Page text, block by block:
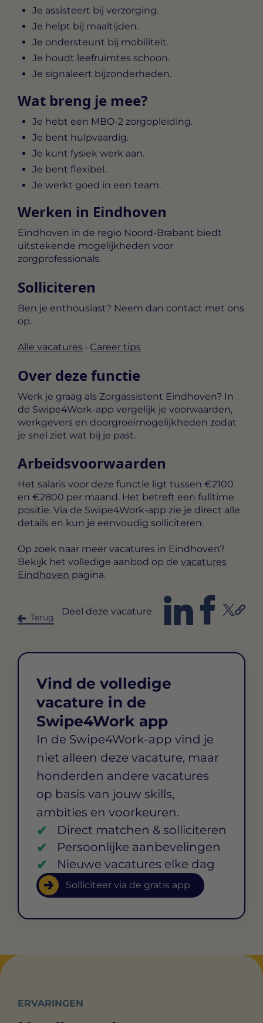
Je assisteert bij verzorging.
Je helpt bij maaltijden.
Je ondersteunt bij mobiliteit.
Je houdt leefruimtes schoon.
Je signaleert bijzonderheden.
Wat breng je mee?
Je hebt een MBO-2 zorgopleiding.
Je bent hulpvaardig.
Je kunt fysiek werk aan.
Je bent flexibel.
Je werkt goed in een team.
Werken in Eindhoven
Eindhoven in de regio Noord-Brabant biedt
uitstekende mogelijkheden voor
zorgprofessionals.
Solliciteren
Ben je enthousiast? Neem dan contact met ons
op.
Alle vacatures · Career tips
Over deze functie
Werk je graag als Zorgassistent Eindhoven? In
de Swipe4Work-app vergelijk je voorwaarden,
werkgevers en doorgroeimogelijkheden zodat
je snel ziet wat bij je past.
Arbeidsvoorwaarden
Het salaris voor deze functie ligt tussen €2100
en €2800 per maand. Het betreft een fulltime
positie. Via de Swipe4Work-app zie je direct alle
details en kun je eenvoudig solliciteren.
Op zoek naar meer vacatures in Eindhoven?
Bekijk het volledige aanbod op de vacatures
Eindhoven pagina.
Terug
Deel deze vacature
Vind de volledige
vacature in de
Swipe4Work app
In de Swipe4Work-app vind je
niet alleen deze vacature, maar
honderden andere vacatures
op basis van jouw skills,
ambities en voorkeuren.
Direct matchen & solliciteren
Persoonlijke aanbevelingen
Nieuwe vacatures elke dag
Solliciteer via de gratis app
ERVARINGEN